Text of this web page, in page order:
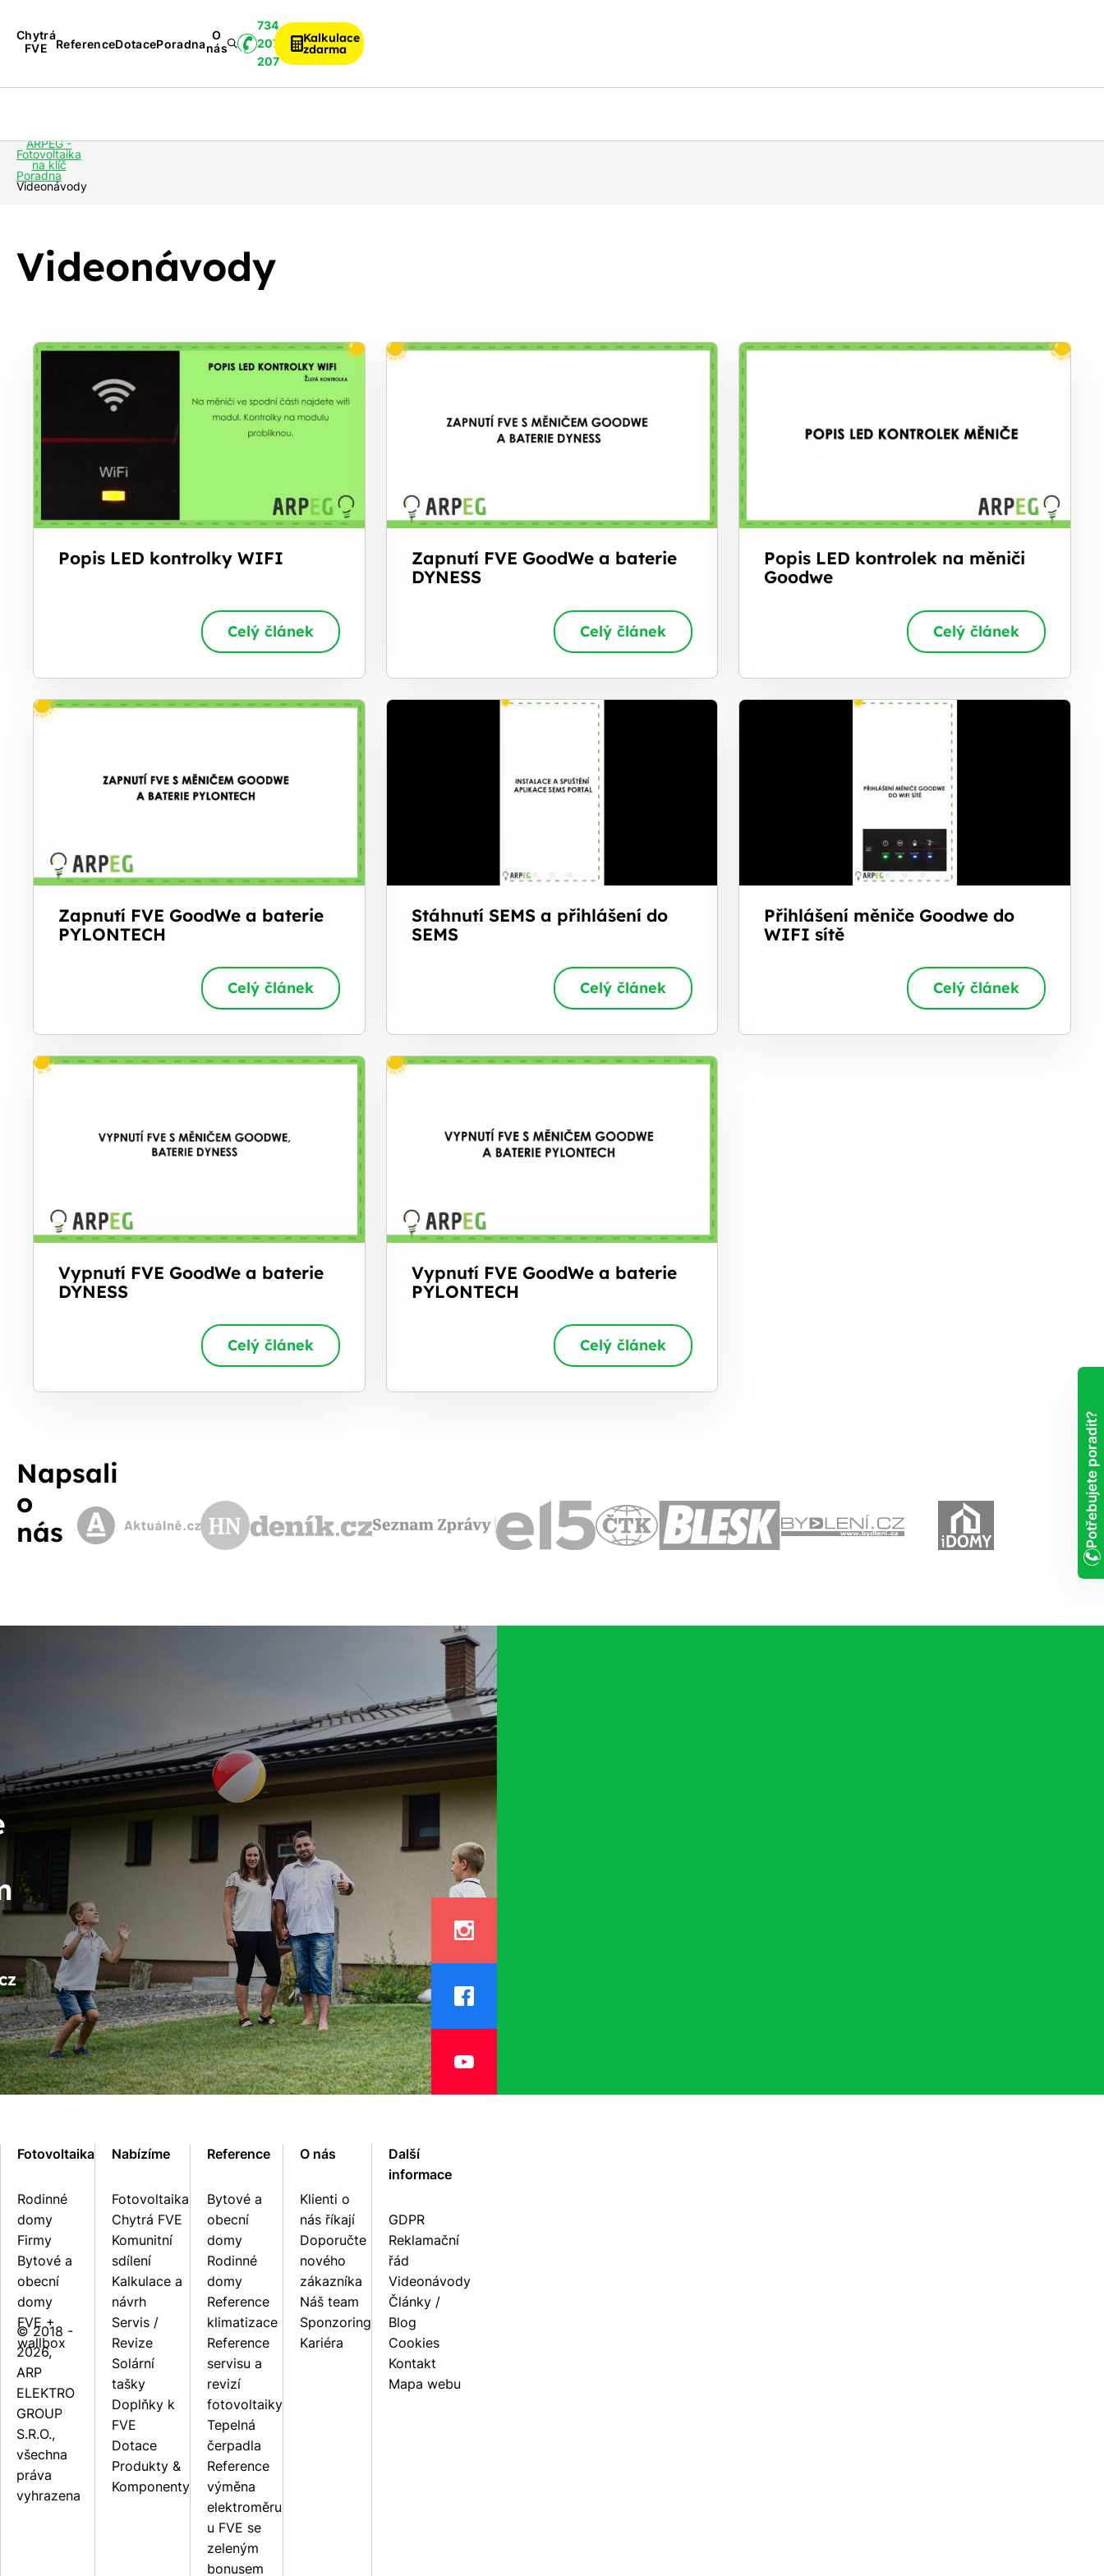
Chytrá
FVE
ReferenceDotacePoradna
O
nás
734
207
207
Kalkulace
zdarma
ARPEG -
Fotovoltaika
na klíč
Poradna
Videonávody
Videonávody
Popis LED kontrolky WIFI
Celý článek
Zapnutí FVE GoodWe a baterie
DYNESS
Celý článek
Popis LED kontrolek na měniči
Goodwe
Celý článek
Zapnutí FVE GoodWe a baterie
PYLONTECH
Celý článek
Stáhnutí SEMS a přihlášení do
SEMS
Celý článek
Přihlášení měniče Goodwe do
WIFI sítě
Celý článek
Vypnutí FVE GoodWe a baterie
DYNESS
Celý článek
Vypnutí FVE GoodWe a baterie
PYLONTECH
Celý článek
Napsali
o
nás
Fotovoltaika
Rodinné
domy
Firmy
Bytové a
obecní
domy
FVE +
wallbox
Nabízíme
Fotovoltaika
Chytrá FVE
Komunitní
sdílení
Kalkulace a
návrh
Servis /
Revize
Solární
tašky
Doplňky k
FVE
Dotace
Produkty &
Komponenty
Reference
Bytové a
obecní
domy
Rodinné
domy
Reference
klimatizace
Reference
servisu a
revizí
fotovoltaiky
Tepelná
čerpadla
Reference
výměna
elektroměru
u FVE se
zeleným
bonusem
O nás
Klienti o
nás říkají
Doporučte
nového
zákazníka
Náš team
Sponzoring
Kariéra
Další
informace
GDPR
Reklamační
řád
Videonávody
Články /
Blog
Cookies
Kontakt
Mapa webu
© 2018 -
2026,
ARP
ELEKTRO
GROUP
S.R.O.,
všechna
práva
vyhrazena
Potřebujete poradit?